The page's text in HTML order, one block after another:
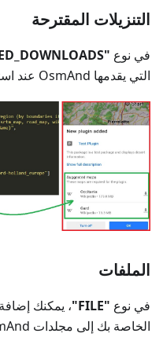
التنزيلات المقترحة
في نوع "SUGGESTED_DOWNLOADS"
التي يقدمها OsmAnd عند استيراد إضافة جديدة.
الملفات
في نوع "FILE"
، يمكنك